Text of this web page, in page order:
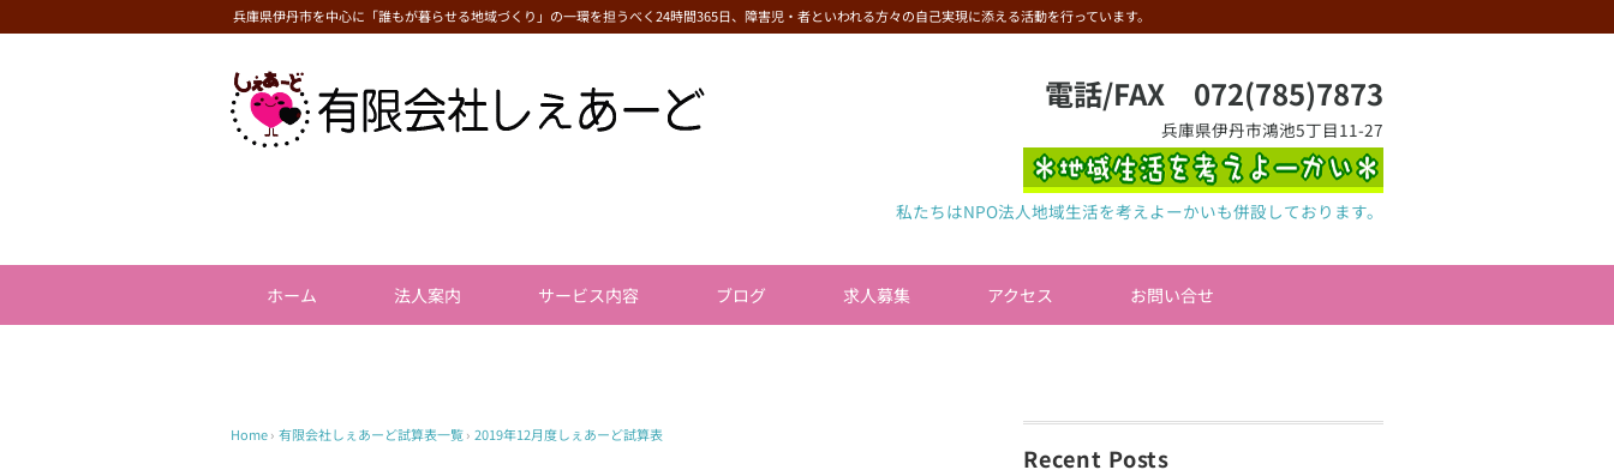
兵庫県伊丹市を中心に「誰もが暮らせる地域づくり」の一環を担うべく24時間365日、障害児・者といわれる方々の自己実現に添える活動を行っています。
電話/FAX 072(785)7873
兵庫県伊丹市鴻池5丁目11-27
私たちはNPO法人地域生活を考えよーかいも併設しております。
ホーム 法人案内 サービス内容 ブログ 求人募集 アクセス お問い合せ
Home› 有限会社しぇあーど試算表一覧› 2019年12月度しぇあーど試算表
Recent Posts